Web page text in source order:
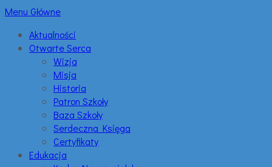
Menu Główne
Aktualności
Otwarte Serca
Wizja
Misja
Historia
Patron Szkoły
Baza Szkoły
Serdeczna Księga
Certyfikaty
Edukacja